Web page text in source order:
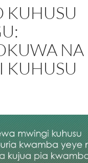
KUHUSU
NA
KUHUSU